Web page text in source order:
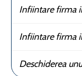
Infiintare firma
Infiintare firma
Deschiderea